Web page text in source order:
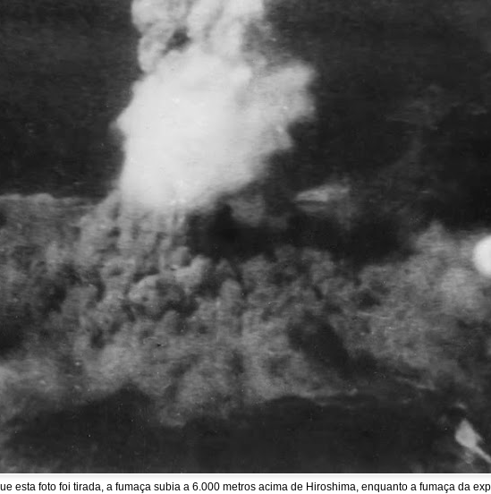
esta foto foi tirada, a fumaça subia a 6.000 metros acima de Hiroshima, enquanto a fumaça da